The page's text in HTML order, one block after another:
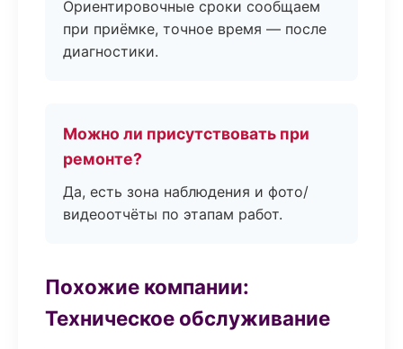
Ориентировочные сроки сообщаем
при приёмке, точное время — после
диагностики.
Можно ли присутствовать при
ремонте?
Да, есть зона наблюдения и фото/
видеоотчёты по этапам работ.
Похожие компании:
Техническое обслуживание